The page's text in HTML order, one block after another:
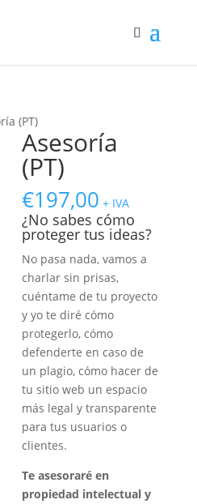
(PT)
Asesoría
(PT)
€197,00 + IVA
¿No sabes cómo
proteger tus ideas?
No pasa nada, vamos a
charlar sin prisas,
cuéntame de tu proyecto
y yo te diré cómo
protegerlo, cómo
defenderte en caso de
un plagio, cómo hacer de
tu sitio web un espacio
más legal y transparente
para tus usuarios o
clientes.
Te asesoraré en
propiedad intelectual y